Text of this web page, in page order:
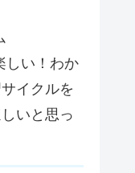
しい！わか
イクルを
いと思っ